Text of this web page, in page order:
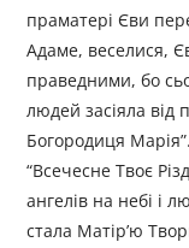
праматері Єви
Адаме, веселися,
праведними, бо
людей засіяла
Богородиця
“Всечесне Твоє
ангелів на небі і
стала Матір’ю